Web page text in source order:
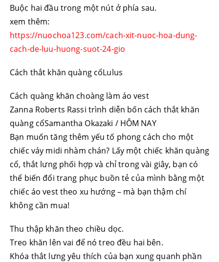
Buộc hai đầu trong một nút ở phía sau.
xem thêm:
https://nuochoa123.com/cach-xit-nuoc-hoa-dung-
cach-de-luu-huong-suot-24-gio
Cách thắt khăn quàng cổLulus
Cách quàng khăn choàng làm áo vest
Zanna Roberts Rassi trình diễn bốn cách thắt khăn
quàng cổSamantha Okazaki / HÔM NAY
Bạn muốn tăng thêm yếu tố phong cách cho một
chiếc váy midi nhàm chán? Lấy một chiếc khăn quàng
cổ, thắt lưng phối hợp và chỉ trong vài giây, bạn có
thể biến đổi trang phục buồn tẻ của mình bằng một
chiếc áo vest theo xu hướng – mà bạn thậm chí
không cần mua!
Thu thập khăn theo chiều dọc.
Treo khăn lên vai để nó treo đều hai bên.
Khóa thắt lưng yêu thích của bạn xung quanh phần